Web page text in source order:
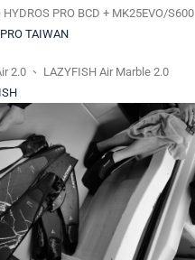
HYDROS PRO BCD + MK25EVO/S600
TAIWAN
2.0 、 LAZYFISH Air Marble 2.0